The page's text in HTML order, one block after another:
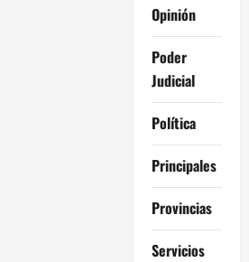
Opinión
Poder
Judicial
Política
Principales
Provincias
Servicios